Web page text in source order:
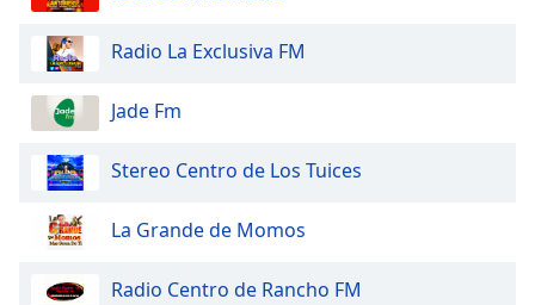
Radio La Exclusiva FM
Jade Fm
Stereo Centro de Los Tuices
La Grande de Momos
Radio Centro de Rancho FM